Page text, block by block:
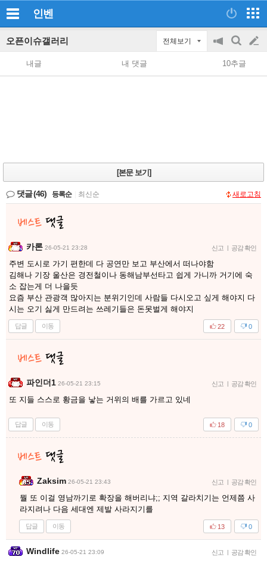
인벤
오픈이슈갤러리 전체보기
공
지
on/off
검
색
글
쓰
내글 내 댓글 10추글
[본문 보기]
댓글(46) 등록순 최신순 새로고침
카론 26-05-21 23:28 신고 | 공감 확인
주변 도시로 가기 편한데 다 공연만 보고 부산에서 떠나야함
김해나 기장 울산은 경전철이나 동해남부선타고 쉽게 가니까 거기에 숙
소 잡는게 더 나을듯
요즘 부산 관광객 많아지는 분위기인데 사람들 다시오고 싶게 해야지 다
시는 오기 싫게 만드려는 쓰레기들은 돈못벌게 해야지
답글 이동 0
22
파인더1 26-05-21 23:15 신고 | 공감 확인
또 지들 스스로 황금을 낳는 거위의 배를 가르고 있네
답글 이동 0
18
Zaksim 26-05-21 23:43 신고 | 공감 확인
뭘 또 이걸 영남까기로 확장을 해버리냐;; 지역 갈라치기는 언제쯤 사
라지려나 다음 세대엔 제발 사라지기를
답글 이동 0
13
Windlife 26-05-21 23:09 신고 | 공감 확인